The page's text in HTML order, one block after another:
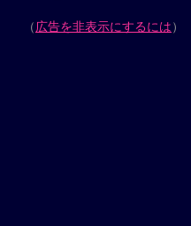
（広告を非表示にするには）